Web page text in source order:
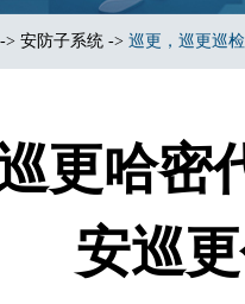
-> 安防子系统 -> 巡更，巡更巡
更哈密
安巡